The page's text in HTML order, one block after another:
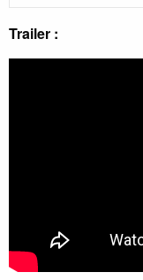
Trailer :